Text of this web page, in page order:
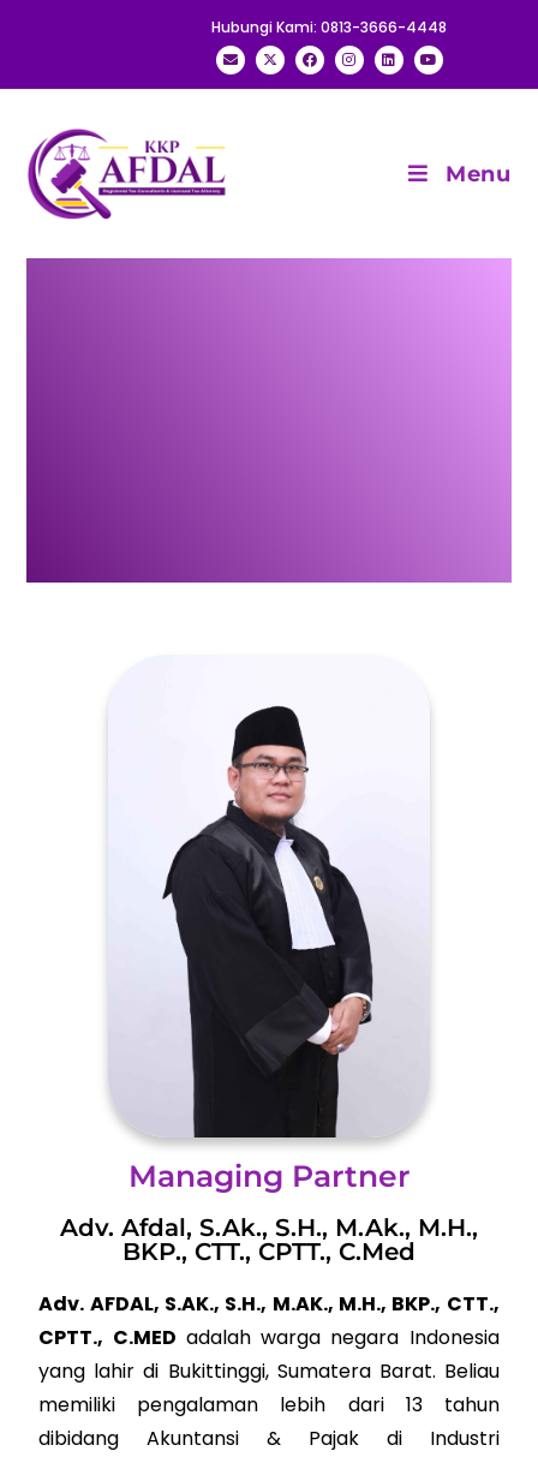
Hubungi Kami: 0813-3666-4448
Menu
Managing Partner
Adv. Afdal, S.Ak., S.H., M.Ak., M.H.,
BKP., CTT., CPTT., C.Med
Adv. AFDAL, S.AK., S.H., M.AK., M.H., BKP., CTT.,
CPTT., C.MED adalah warga negara Indonesia
yang lahir di Bukittinggi, Sumatera Barat. Beliau
memiliki pengalaman lebih dari 13 tahun
dibidang Akuntansi & Pajak di Industri